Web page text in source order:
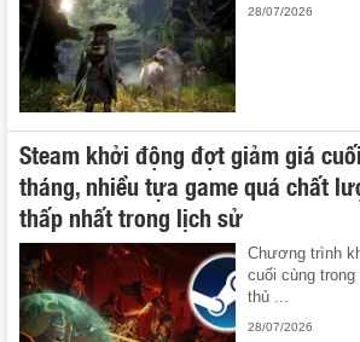
28/07/2026
Steam khởi động đợt giảm giá
tháng, nhiều tựa game quá chất
thấp nhất trong lịch sử
Chương trình
cuối cùng
thủ ...
28/07/2026